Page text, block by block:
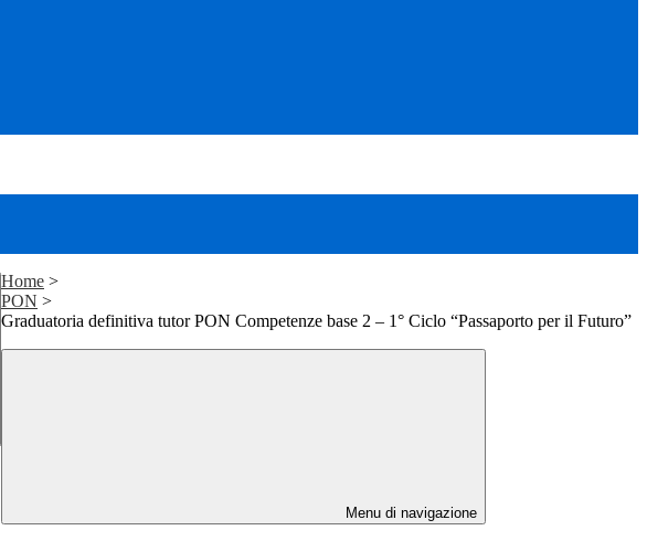
Home >
PON >
Graduatoria definitiva tutor PON Competenze base 2 – 1° Ciclo “Passaporto per il Futuro”
Menu di navigazione